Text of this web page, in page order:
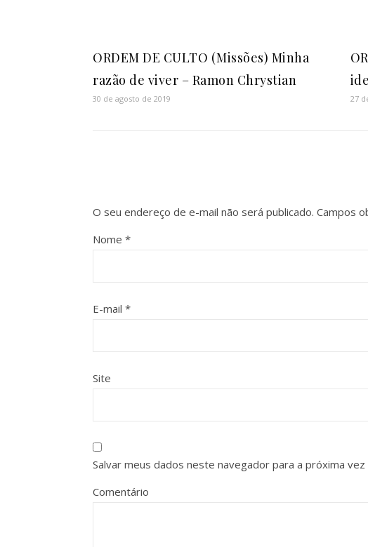
ORDEM DE CULTO (Missões) Minha
razão de viver – Ramon Chrystian
30 de agosto de 2019 27
O seu endereço de e-mail não será publicado. Campos
Nome *
E-mail *
Site
Salvar meus dados neste navegador para a próxima
Comentário